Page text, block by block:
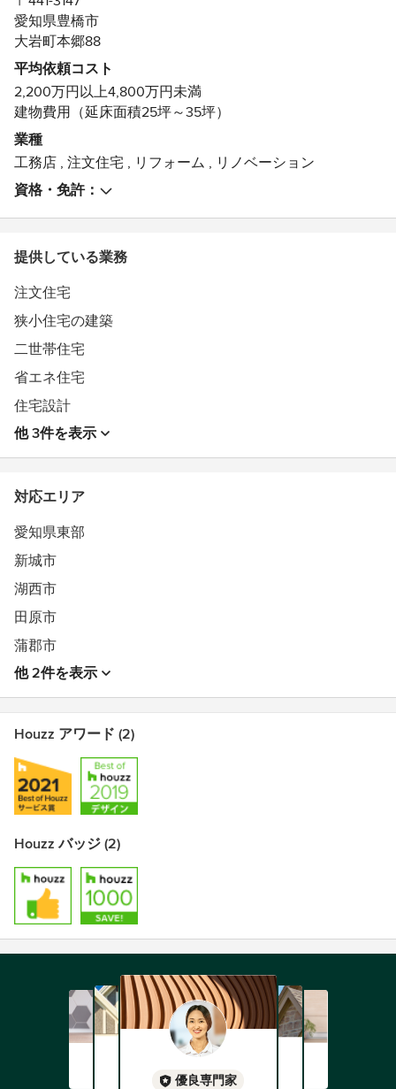
愛知県豊橋市
大岩町本郷88
平均依頼コスト
2,200万円以上4,800万円未満
建物費用（延床面積25坪～35坪）
業種
工務店 , 注文住宅 , リフォーム , リノベーション
資格・免許：
提供している業務
注文住宅
狭小住宅の建築
二世帯住宅
省エネ住宅
住宅設計
他 3件を表示
対応エリア
愛知県東部
新城市
湖西市
田原市
蒲郡市
他 2件を表示
Houzz アワード (2)
Houzz バッジ (2)
優良専門家